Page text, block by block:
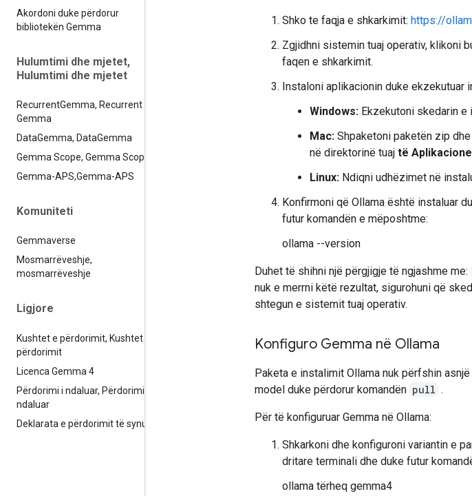
Akordoni duke përdorur
bibliotekën Gemma
Hulumtimi dhe mjetet,
Hulumtimi dhe mjetet
RecurrentGemma, Recurrent
Gemma
DataGemma, DataGemma
Gemma Scope, Gemma Scope
Gemma-APS,Gemma-APS
Komuniteti
Gemmaverse
Mosmarrëveshje,
mosmarrëveshje
Ligjore
Kushtet e përdorimit, Kushtet e
përdorimit
Licenca Gemma 4
Përdorimi i ndaluar, Përdorimi i
ndaluar
Deklarata e përdorimit të synuar
Shko te faqja e shkarkimit: https://
Zgjidhni sistemin tuaj operativ, klikoni
faqen e shkarkimit.
Instaloni aplikacionin duke ekzekutuar
Windows: Ekzekutoni skedarin
Mac: Shpaketoni paketën zip
në direktorinë tuaj të
Linux: Ndiqni udhëzimet në
Konfirmoni që Ollama është instaluar
futur komandën e mëposhtme:
ollama --version
Duhet të shihni një përgjigje të ngjashme me:
nuk e merrni këtë rezultat, sigurohuni që
shtegun e sistemit tuaj operativ.
Konfiguro Gemma në Ollama
Paketa e instalimit Ollama nuk përfshin
model duke përdorur komandën pull .
Për të konfiguruar Gemma në Ollama:
Shkarkoni dhe konfiguroni variantin e
dritare terminali dhe duke futur
ollama tërheq gemma4